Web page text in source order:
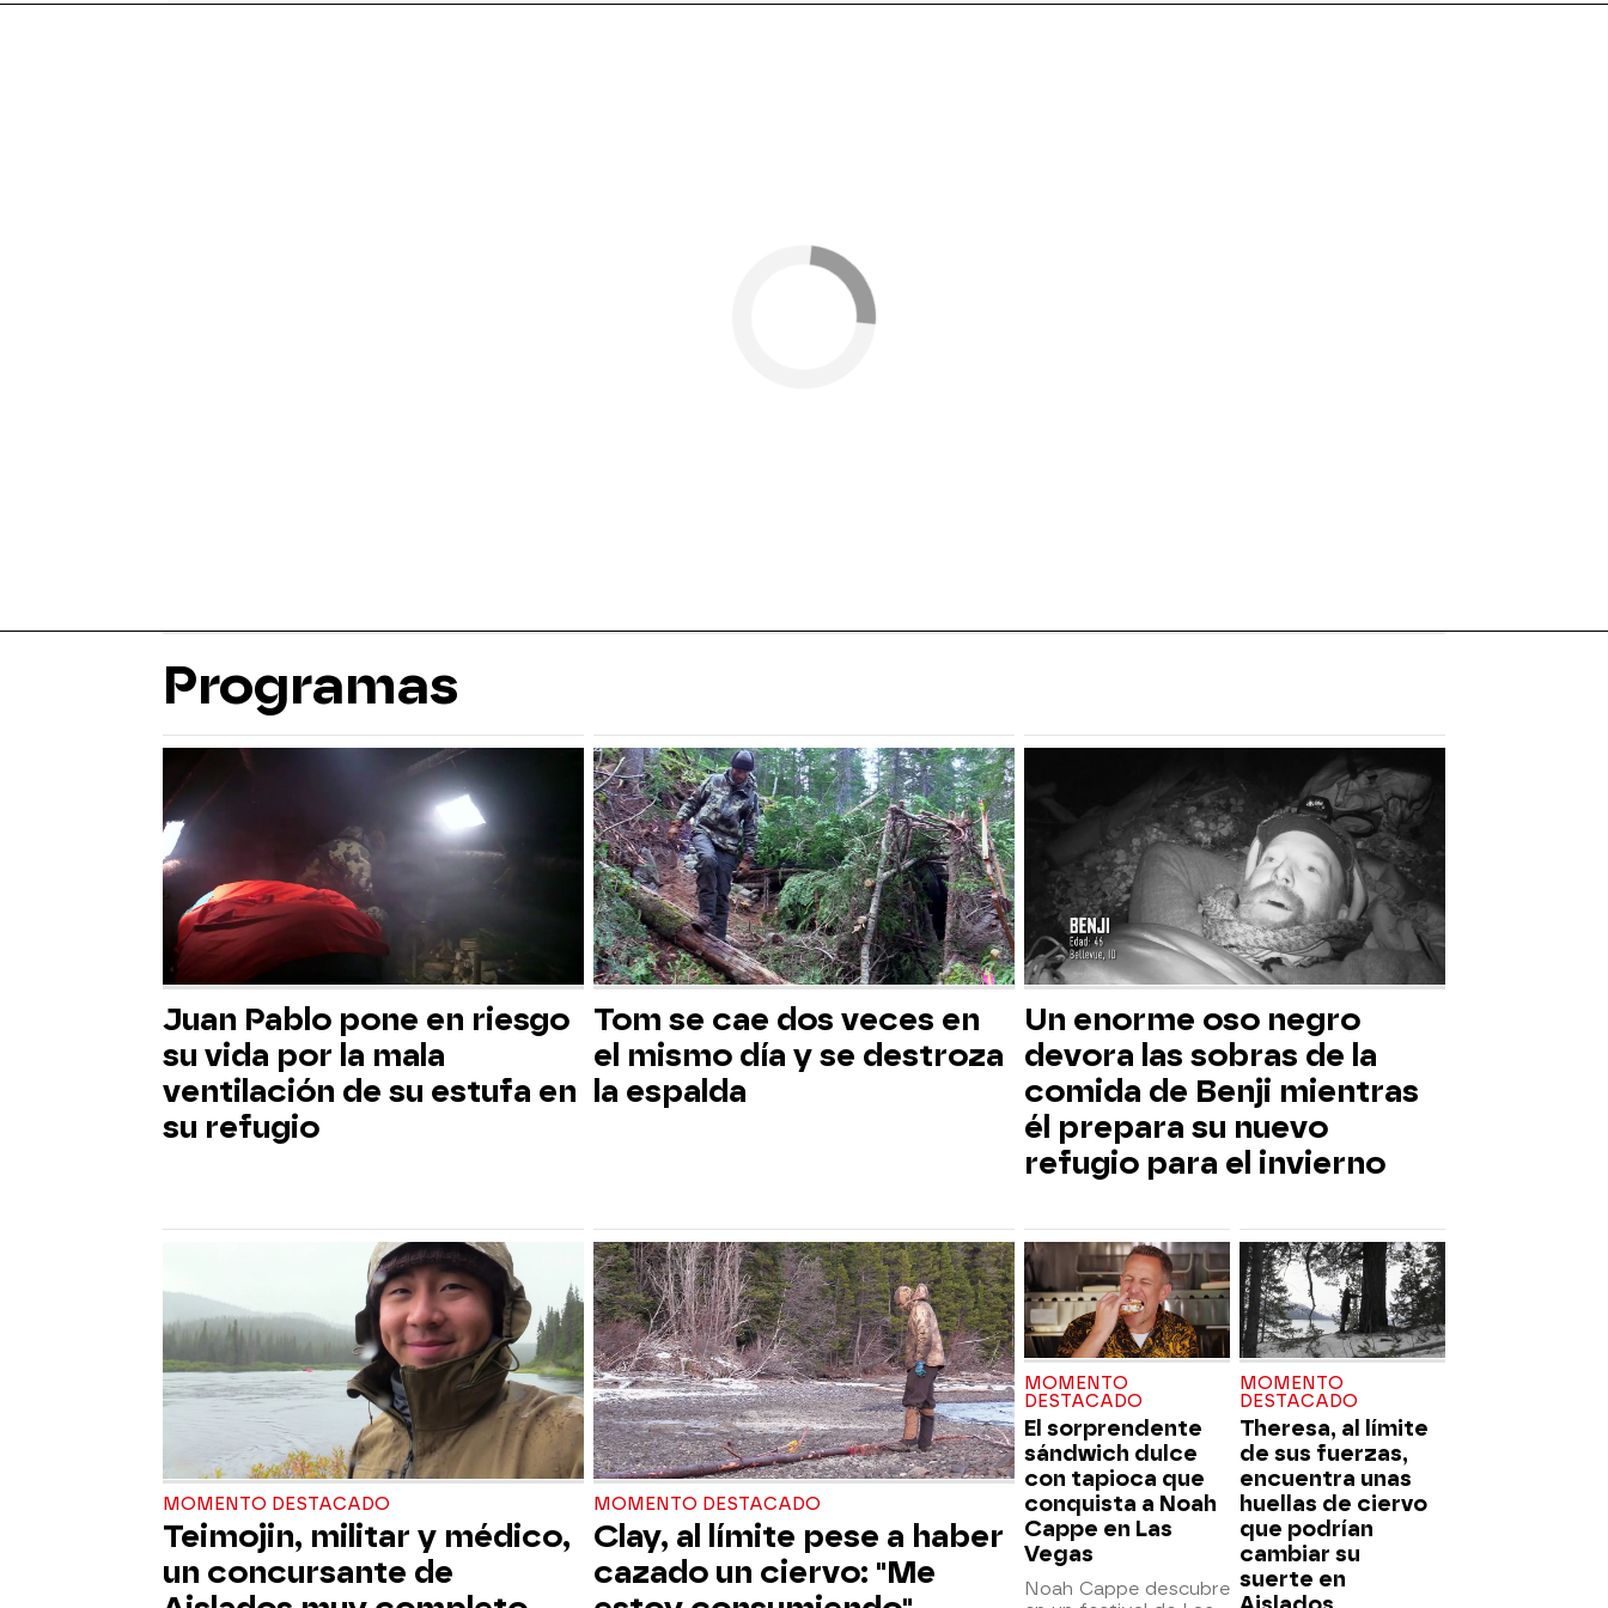
Programas
Juan Pablo pone en riesgo
su vida por la mala
ventilación de su estufa en
su refugio
Tom se cae dos veces en
el mismo día y se destroza
la espalda
Un enorme oso negro
devora las sobras de la
comida de Benji mientras
él prepara su nuevo
refugio para el invierno
MOMENTO DESTACADO
Teimojin, militar y médico,
un concursante de
MOMENTO DESTACADO
Clay, al límite pese a haber
cazado un ciervo: "Me
MOMENTO
DESTACADO
El sorprendente
sándwich dulce
con tapioca que
conquista a Noah
Cappe en Las
Vegas
Noah Cappe descubre
MOMENTO
DESTACADO
Theresa, al límite
de sus fuerzas,
encuentra unas
huellas de ciervo
que podrían
cambiar su
suerte en